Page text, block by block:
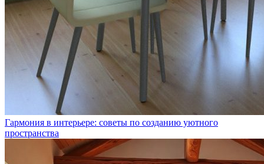
Гармония в интерьере: советы по созданию уютного
пространства